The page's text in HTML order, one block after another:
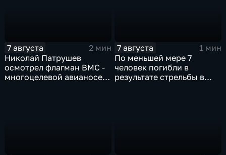
7 августа
2 мин
Николай Патрушев
осмотрел флагман ВМС -
многоцелевой авианосец
7 августа
1 мин
По меньшей мере 7
человек погибли в
результате стрельбы в